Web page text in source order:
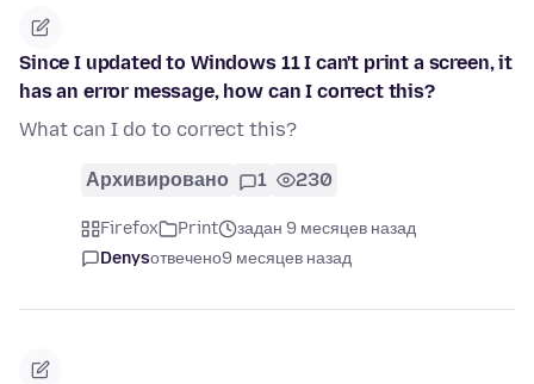
Since I updated to Windows 11 I can't print a screen, it
has an error message, how can I correct this?
What can I do to correct this?
Архивировано 1 230
Firefox Print
задан 9 месяцев назад
Denysотвечено9 месяцев назад